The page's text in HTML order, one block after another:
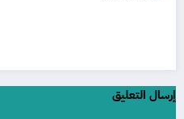
إرسال التعليق